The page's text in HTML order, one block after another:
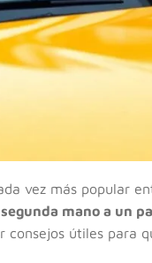
vez más popular
mano a un
útiles para